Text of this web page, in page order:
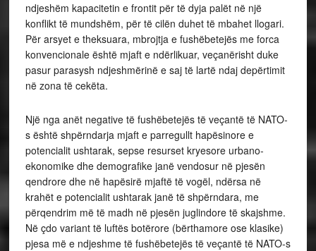
ndjeshëm kapacitetin e frontit për të dyja palët në një
konflikt të mundshëm, për të cilën duhet të mbahet llogari.
Për arsyet e theksuara, mbrojtja e fushëbetejës me forca
konvencionale është mjaft e ndërlikuar, veçanërisht duke
pasur parasysh ndjeshmërinë e saj të lartë ndaj depërtimit
në zona të cekëta.
Një nga anët negative të fushëbetejës të veçantë të NATO-
s është shpërndarja mjaft e parregullt hapësinore e
potencialit ushtarak, sepse resurset kryesore urbano-
ekonomike dhe demografike janë vendosur në pjesën
qendrore dhe në hapësirë mjaftë të vogël, ndërsa në
krahët e potencialit ushtarak janë të shpërndara, me
përqendrim më të madh në pjesën juglindore të skajshme.
Në çdo variant të luftës botërore (bërthamore ose klasike)
pjesa më e ndjeshme të fushëbetejës të veçantë të NATO-s